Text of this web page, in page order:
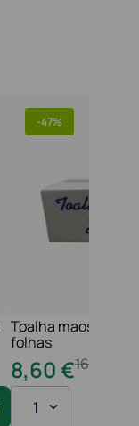
-47%
Toalha maos 2f
folhas
16
8,60€
1